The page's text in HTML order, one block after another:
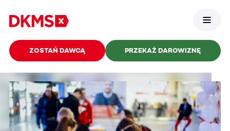
ZOSTAŃ DAWCĄ PRZEKAŻ DAROWIZNĘ